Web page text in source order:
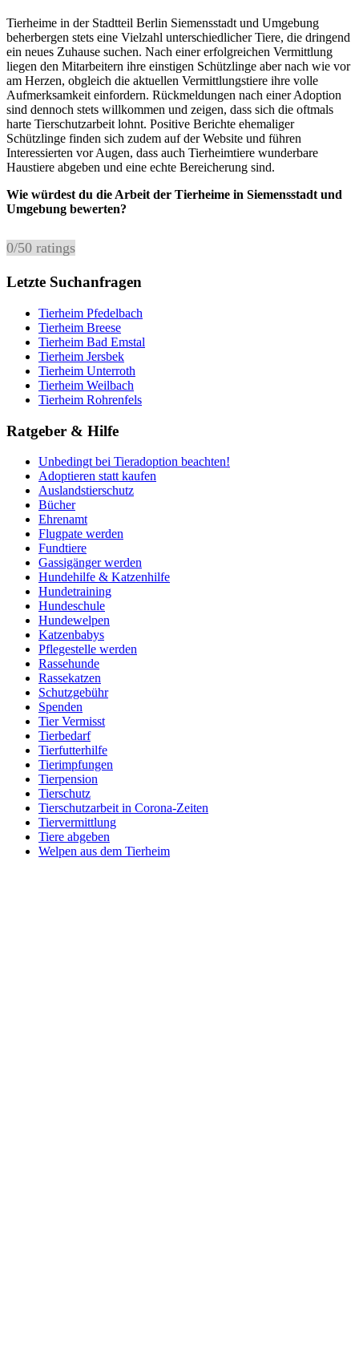
Tierheime in der Stadtteil Berlin Siemensstadt und Umgebung
beherbergen stets eine Vielzahl unterschiedlicher Tiere, die dringend
ein neues Zuhause suchen. Nach einer erfolgreichen Vermittlung
liegen den Mitarbeitern ihre einstigen Schützlinge aber nach wie vor
am Herzen, obgleich die aktuellen Vermittlungstiere ihre volle
Aufmerksamkeit einfordern. Rückmeldungen nach einer Adoption
sind dennoch stets willkommen und zeigen, dass sich die oftmals
harte Tierschutzarbeit lohnt. Positive Berichte ehemaliger
Schützlinge finden sich zudem auf der Website und führen
Interessierten vor Augen, dass auch Tierheimtiere wunderbare
Haustiere abgeben und eine echte Bereicherung sind.
Wie würdest du die Arbeit der Tierheime in Siemensstadt und
Umgebung bewerten?
0/50 ratings
Letzte Suchanfragen
Tierheim Pfedelbach
Tierheim Breese
Tierheim Bad Emstal
Tierheim Jersbek
Tierheim Unterroth
Tierheim Weilbach
Tierheim Rohrenfels
Ratgeber & Hilfe
Unbedingt bei Tieradoption beachten!
Adoptieren statt kaufen
Auslandstierschutz
Bücher
Ehrenamt
Flugpate werden
Fundtiere
Gassigänger werden
Hundehilfe & Katzenhilfe
Hundetraining
Hundeschule
Hundewelpen
Katzenbabys
Pflegestelle werden
Rassehunde
Rassekatzen
Schutzgebühr
Spenden
Tier Vermisst
Tierbedarf
Tierfutterhilfe
Tierimpfungen
Tierpension
Tierschutz
Tierschutzarbeit in Corona-Zeiten
Tiervermittlung
Tiere abgeben
Welpen aus dem Tierheim